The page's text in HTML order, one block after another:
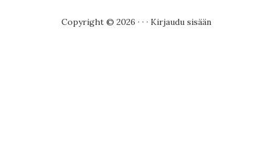
Copyright © 2026 · · · Kirjaudu sisään